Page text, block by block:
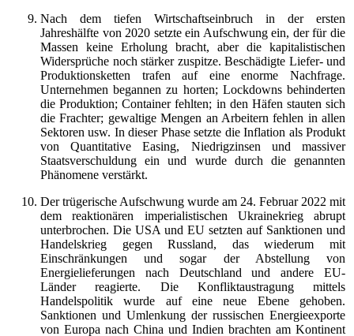
Nach dem tiefen Wirtschaftseinbruch in der ersten
Jahreshälfte von 2020 setzte ein Aufschwung ein, der für die
Massen keine Erholung bracht, aber die kapitalistischen
Widersprüche noch stärker zuspitze. Beschädigte Liefer- und
Produktionsketten trafen auf eine enorme Nachfrage.
Unternehmen begannen zu horten; Lockdowns behinderten
die Produktion; Container fehlten; in den Häfen stauten sich
die Frachter; gewaltige Mengen an Arbeitern fehlen in allen
Sektoren usw. In dieser Phase setzte die Inflation als Produkt
von Quantitative Easing, Niedrigzinsen und massiver
Staatsverschuldung ein und wurde durch die genannten
Phänomene verstärkt.
Der trügerische Aufschwung wurde am 24. Februar 2022 mit
dem reaktionären imperialistischen Ukrainekrieg abrupt
unterbrochen. Die USA und EU setzten auf Sanktionen und
Handelskrieg gegen Russland, das wiederum mit
Einschränkungen und sogar der Abstellung von
Energielieferungen nach Deutschland und andere EU-
Länder reagierte. Die Konfliktaustragung mittels
Handelspolitik wurde auf eine neue Ebene gehoben.
Sanktionen und Umlenkung der russischen Energieexporte
von Europa nach China und Indien brachten am Kontinent